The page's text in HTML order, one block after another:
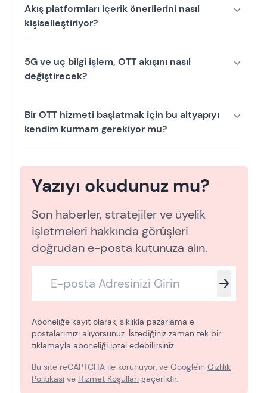
Akış platformları içerik önerilerini nasıl
kişiselleştiriyor?
5G ve uç bilgi işlem, OTT akışını nasıl
değiştirecek?
Bir OTT hizmeti başlatmak için bu altyapıyı
kendim kurmam gerekiyor mu?
Yazıyı okudunuz mu?
Son haberler, stratejiler ve üyelik
işletmeleri hakkında görüşleri
doğrudan e-posta kutunuza alın.
Aboneliğe kayıt olarak, sıklıkla pazarlama e-
postalarımızı alıyorsunuz. İstediğiniz zaman tek bir
tıklamayla aboneliği iptal edebilirsiniz.
Bu site reCAPTCHA ile korunuyor, ve Google'ın Gizlilik
Politikası ve Hizmet Koşulları geçerlidir.